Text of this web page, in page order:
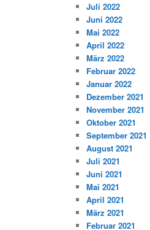
Juli 2022
Juni 2022
Mai 2022
April 2022
März 2022
Februar 2022
Januar 2022
Dezember 2021
November 2021
Oktober 2021
September 2021
August 2021
Juli 2021
Juni 2021
Mai 2021
April 2021
März 2021
Februar 2021